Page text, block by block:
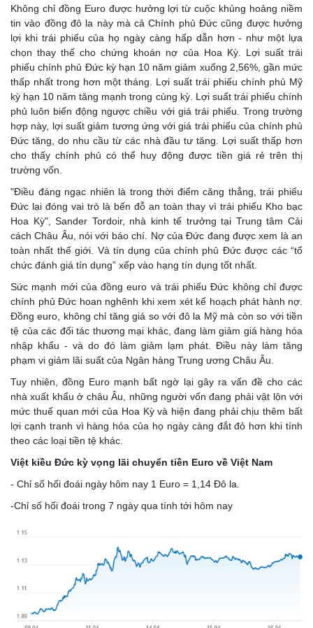
Không chỉ đồng Euro được hưởng lợi từ cuộc khủng hoảng niềm
tin vào đồng đô la này mà cả Chính phủ Đức cũng được hưởng
lợi khi trái phiếu của họ ngày càng hấp dẫn hơn - như một lựa
chọn thay thế cho chứng khoán nợ của Hoa Kỳ. Lợi suất trái
phiếu chính phủ Đức kỳ hạn 10 năm giảm xuống 2,56%, gần mức
thấp nhất trong hơn một tháng. Lợi suất trái phiếu chính phủ Mỹ
kỳ hạn 10 năm tăng mạnh trong cùng kỳ. Lợi suất trái phiếu chính
phủ luôn biến động ngược chiều với giá trái phiếu. Trong trường
hợp này, lợi suất giảm tương ứng với giá trái phiếu của chính phủ
Đức tăng, do nhu cầu từ các nhà đầu tư tăng. Lợi suất thấp hơn
cho thấy chính phủ có thể huy động được tiền giá rẻ trên thị
trường vốn.
"Điều đáng ngạc nhiên là trong thời điểm căng thẳng, trái phiếu
Đức lại đóng vai trò là bến đỗ an toàn thay vì trái phiếu Kho bạc
Hoa Kỳ", Sander Tordoir, nhà kinh tế trưởng tại Trung tâm Cải
cách Châu Âu, nói với báo chí. Nợ của Đức đang được xem là an
toàn nhất thế giới. Và tín dụng của chính phủ Đức được các “tổ
chức đánh giá tín dụng” xếp vào hạng tín dụng tốt nhất.
Sức mạnh mới của đồng euro và trái phiếu Đức không chỉ được
chính phủ Đức hoan nghênh khi xem xét kế hoạch phát hành nợ.
Đồng euro, không chỉ tăng giá so với đô la Mỹ mà còn so với tiền
tệ của các đối tác thương mại khác, đang làm giảm giá hàng hóa
nhập khẩu - và do đó làm giảm lạm phát. Điều này làm tăng
phạm vi giảm lãi suất của Ngân hàng Trung ương Châu Âu.
Tuy nhiên, đồng Euro mạnh bất ngờ lại gây ra vấn đề cho các
nhà xuất khẩu ở châu Âu, những người vốn đang phải vật lộn với
mức thuế quan mới của Hoa Kỳ và hiện đang phải chịu thêm bất
lợi cạnh tranh vì hàng hóa của họ ngày càng đắt đỏ hơn khi tính
theo các loại tiền tệ khác.
Việt kiều Đức kỳ vọng lãi chuyển tiền Euro về Việt Nam
- Chỉ số hối đoái ngày hôm nay 1 Euro = 1,14 Đô la.
-Chỉ số hối đoái trong 7 ngày qua tính tới hôm nay